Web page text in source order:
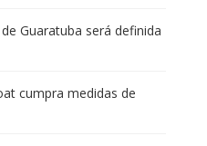
Guaratuba será definida
cumpra medidas de